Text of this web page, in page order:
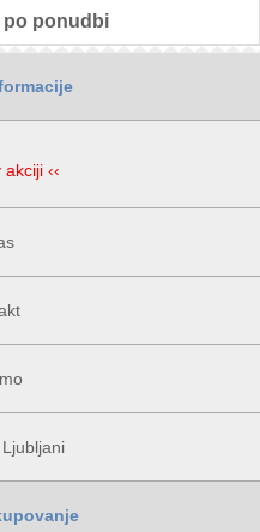
po ponudbi
‹‹